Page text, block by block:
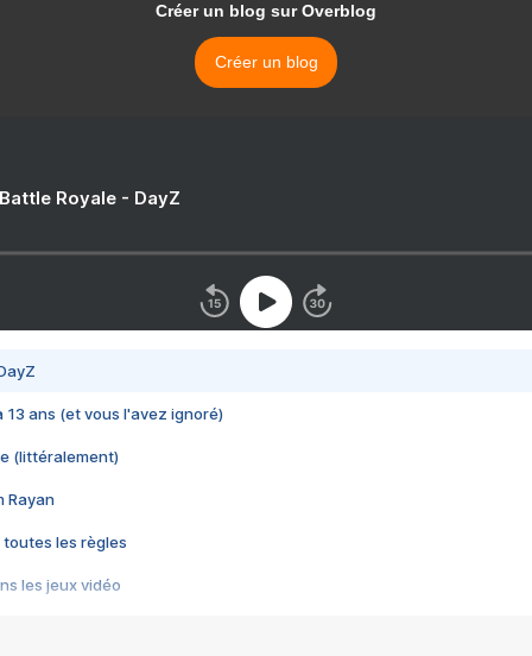
Créer un blog sur Overblog
Créer un blog
Royale - DayZ
13 ans (et vous l'avez ignoré)
(littéralement)
Rayan
toutes les règles
les jeux vidéo